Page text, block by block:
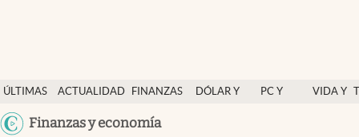
ÚLTIMAS
NOTICIAS
ACTUALIDAD
FINANZAS
DÓLAR Y
PC Y
VIDA Y
Finanzas y economía
Actualidad
Finanzas y economía